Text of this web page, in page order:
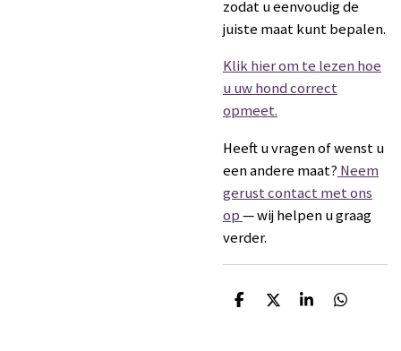
zodat u eenvoudig de
juiste maat kunt bepalen.
Klik hier om te lezen hoe
u uw hond correct
opmeet.
Heeft u vragen of wenst u
een andere maat? Neem
gerust contact met ons
op— wij helpen u graag
verder.
D
D
S
D